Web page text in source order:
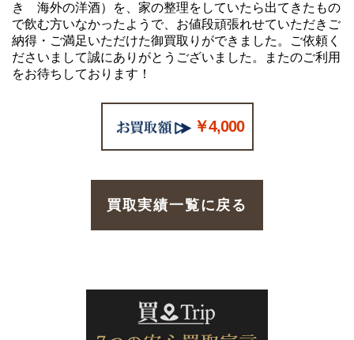
き 海外の洋酒）を、家の整理をしていたら出てきたもの
で飲む方いなかったようで、お値段頑張れせていただきご
納得・ご満足いただけた御買取りができました。ご依頼く
ださいまして誠にありがとうございました。またのご利用
をお待ちしております！
￥4,000
買取実績一覧に戻る